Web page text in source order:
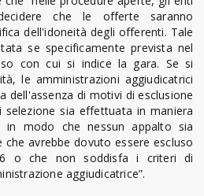
che le offerte saranno
dell'idoneità degli offerenti. Tale
se specificamente prevista nel
con cui si indice la gara. Se si
le amministrazioni aggiudicatrici
dell'assenza di motivi di esclusione
sia effettuata in maniera
in modo che nessun appalto sia
avrebbe dovuto essere escluso
o che non soddisfa i criteri di
aggiudicatrice”.